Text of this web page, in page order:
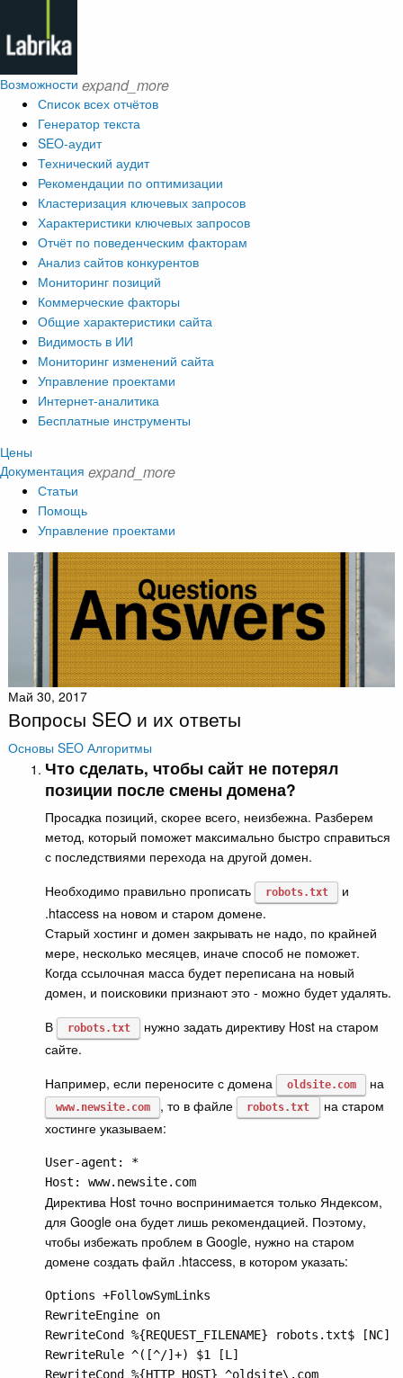
Возможности expand_more
Список всех отчётов
Генератор текста
SEO-аудит
Технический аудит
Рекомендации по оптимизации
Кластеризация ключевых запросов
Характеристики ключевых запросов
Отчёт по поведенческим факторам
Анализ сайтов конкурентов
Мониторинг позиций
Коммерческие факторы
Общие характеристики сайта
Видимость в ИИ
Мониторинг изменений сайта
Управление проектами
Интернет-аналитика
Бесплатные инструменты
Цены
Документация expand_more
Статьи
Помощь
Управление проектами
Май 30, 2017
Вопросы SEO и их ответы
Основы SEO Алгоритмы
Что сделать, чтобы сайт не потерял
позиции после смены домена?
Просадка позиций, скорее всего, неизбежна. Разберем
метод, который поможет максимально быстро справиться
с последствиями перехода на другой домен.
Необходимо правильно прописать
robots.txt
и
.htaccess на новом и старом домене.
Старый хостинг и домен закрывать не надо, по крайней
мере, несколько месяцев, иначе способ не поможет.
Когда ссылочная масса будет переписана на новый
домен, и поисковики признают это - можно будет удалять.
В
robots.txt
нужно задать директиву Host на старом
сайте.
Например, если переносите с домена
oldsite.com на
www.newsite.com , то в файле robots.txt
на старом
хостинге указываем:
User-agent: *
Host: www.newsite.com
Директива Host точно воспринимается только Яндексом,
для Google она будет лишь рекомендацией. Поэтому,
чтобы избежать проблем в Google, нужно на старом
домене создать файл .htaccess, в котором указать:
Options +FollowSymLinks
RewriteEngine on
RewriteCond %{REQUEST_FILENAME} robots.txt$ [NC]
RewriteRule ^([^/]+) $1 [L]
RewriteCond %{HTTP_HOST} ^oldsite\.com